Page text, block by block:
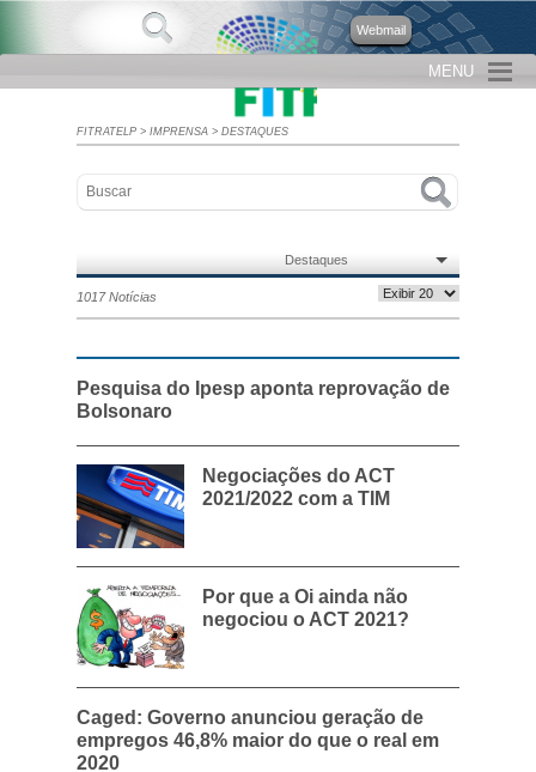
Webmail
MENU
FITRATELP > IMPRENSA > DESTAQUES
Destaques
1017 Notícias
Pesquisa do Ipesp aponta reprovação de
Bolsonaro
Negociações do ACT
2021/2022 com a TIM
Por que a Oi ainda não
negociou o ACT 2021?
Caged: Governo anunciou geração de
empregos 46,8% maior do que o real em
2020